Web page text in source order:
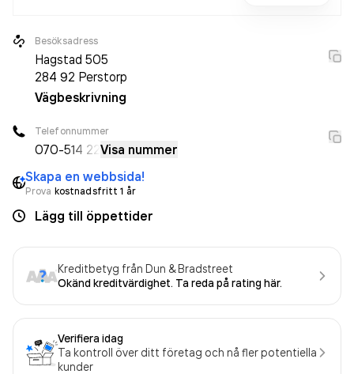
Besöksadress
Hagstad 505
284 92 Perstorp
Vägbeskrivning
Telefonnummer
070-514 22 Visa nummer
Skapa en webbsida!
Prova kostnadsfritt 1 år
Lägg till öppettider
Kreditbetyg från Dun & Bradstreet
Okänd kreditvärdighet. Ta reda på rating här.
Verifiera idag
Ta kontroll över ditt företag och nå fler potentiella
kunder